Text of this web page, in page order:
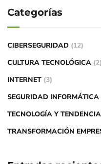
Categorías
CIBERSEGURIDAD (12)
CULTURA TECNOLÓGICA (2)
INTERNET (3)
SEGURIDAD INFORMÁTICA
TECNOLOGÍA Y
TRANSFORMACIÓN